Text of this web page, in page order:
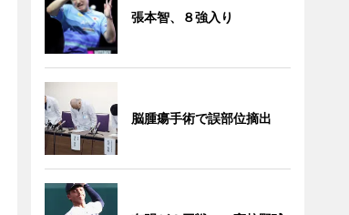
張本智、８強入り
脳腫瘍手術で誤部位摘出